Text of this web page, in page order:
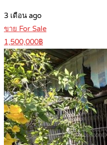
3 เดือน ago
ขาย For Sale
1,500,000฿